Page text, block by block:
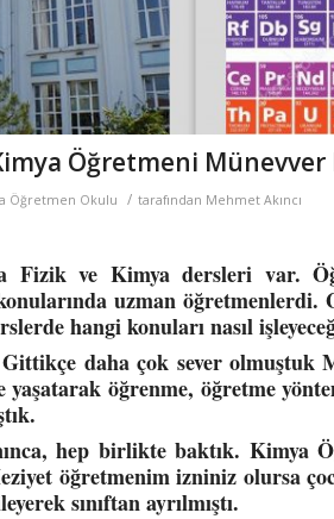
Öğretmeni Münevver
Öğretmen Okulu / tarafından Mehmet Akıncı
Fizik ve Kimya dersleri var.
uzman öğretmenlerdi.
hangi konuları nasıl
daha çok sever olmuştuk
öğrenme, öğretme
hep birlikte baktık. Kimya
öğretmenim izniniz olursa
sınıftan ayrılmıştı.